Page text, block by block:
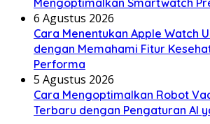
Mengoptimalkan Smartwatch
6 Agustus 2026
Cara Menentukan Apple Watch
dengan Memahami Fitur
Performa
5 Agustus 2026
Cara Mengoptimalkan Robot
Terbaru dengan Pengaturan AI